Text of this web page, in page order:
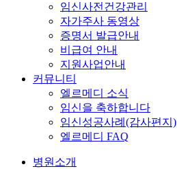
임신사전건강관리
자가주사 동영상
증명서 발급안내
비급여 안내
지원사업안내
커뮤니티
엘르메디 소식
임신을 축하합니다
임신성공사례(감사편지)
엘르메디 FAQ
병원소개